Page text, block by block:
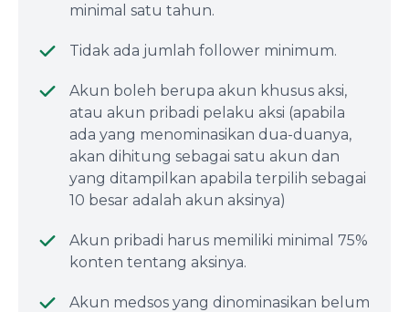
minimal satu tahun.
Tidak ada jumlah follower minimum.
Akun boleh berupa akun khusus aksi,
atau akun pribadi pelaku aksi (apabila
ada yang menominasikan dua-duanya,
akan dihitung sebagai satu akun dan
yang ditampilkan apabila terpilih sebagai
10 besar adalah akun aksinya)
Akun pribadi harus memiliki minimal 75%
konten tentang aksinya.
Akun medsos yang dinominasikan belum